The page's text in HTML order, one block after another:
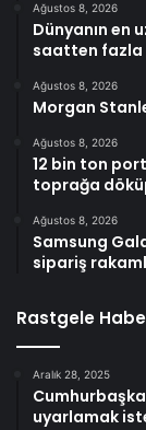
Ağustos 8, 2026
Dünyanın en
saatten fazla
Ağustos 8, 2026
Morgan
Ağustos 8, 2026
12 bin ton
toprağa
Ağustos 8, 2026
Samsung
sipariş
Rastgele
Aralık 28, 2025
uyarlamak